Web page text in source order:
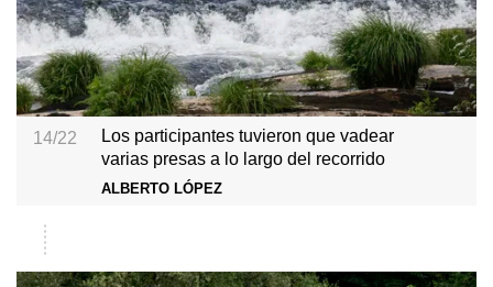
14/22
Los participantes tuvieron que vadear
varias presas a lo largo del recorrido
ALBERTO LÓPEZ